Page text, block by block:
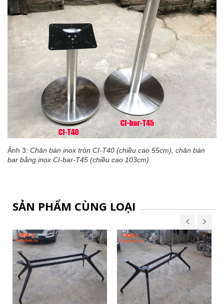
Ảnh 3: Chân bàn inox tròn CI-T40 (chiều cao 55cm), chân bàn
bar bằng inox CI-bar-T45 (chiều cao 103cm)
SẢN PHẨM CÙNG LOẠI